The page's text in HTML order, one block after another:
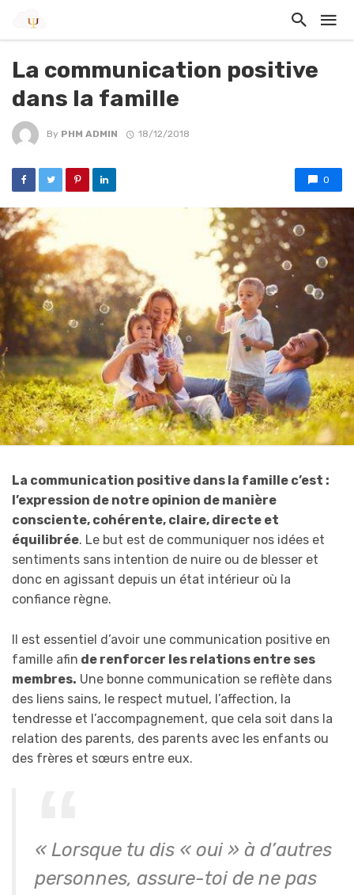
La communication positive
dans la famille
By PHM ADMIN 18/12/2018
0
La communication positive dans la famille c’est :
l’expression de notre opinion de manière
consciente, cohérente, claire, directe et
équilibrée. Le but est de communiquer nos idées et
sentiments sans intention de nuire ou de blesser et
donc en agissant depuis un état intérieur où la
confiance règne.
Il est essentiel d’avoir une communication positive en
famille afin de renforcer les relations entre ses
membres. Une bonne communication se reflète dans
des liens sains, le respect mutuel, l’affection, la
tendresse et l’accompagnement, que cela soit dans la
relation des parents, des parents avec les enfants ou
des frères et sœurs entre eux.
« Lorsque tu dis « oui » à d’autres
personnes, assure-toi de ne pas